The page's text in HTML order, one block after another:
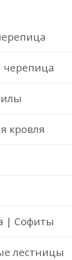
черепица
кровля
| Софиты
лестницы